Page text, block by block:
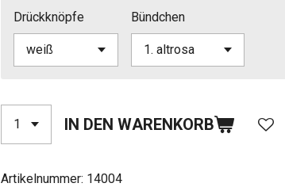
Drückknöpfe Bündchen
IN DEN WARENKORB
Artikelnummer: 14004